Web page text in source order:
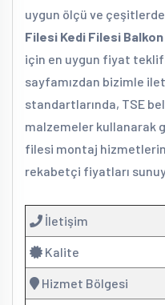
uygun ölçü ve çeşitlerde
Filesi Kedi Filesi
için en uygun fiyat
sayfamızdan bizimle
standartlarında, TSE
malzemeler kullanarak
filesi montaj
rekabetçi fiyatları
İletişim
Kalite
Hizmet Bölgesi